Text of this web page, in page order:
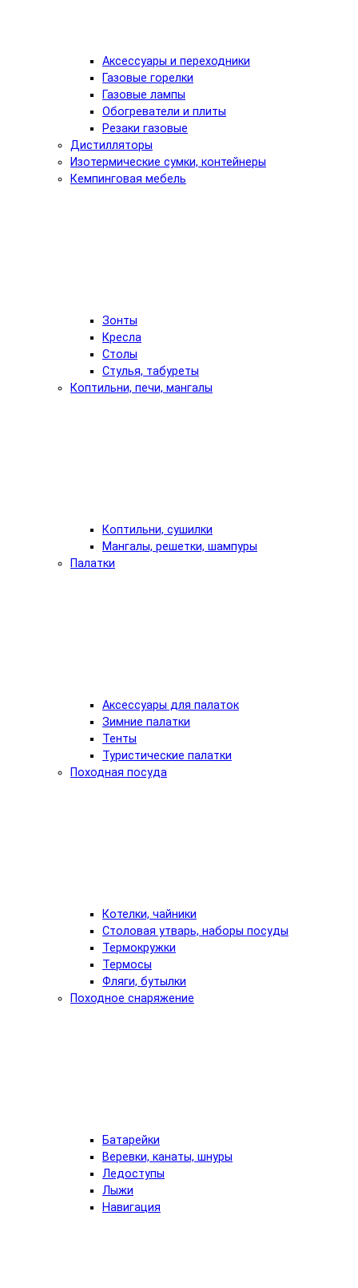
Аксессуары и переходники
Газовые горелки
Газовые лампы
Обогреватели и плиты
Резаки газовые
Дистилляторы
Изотермические сумки, контейнеры
Кемпинговая мебель
Зонты
Кресла
Столы
Стулья, табуреты
Коптильни, печи, мангалы
Коптильни, сушилки
Мангалы, решетки, шампуры
Палатки
Аксессуары для палаток
Зимние палатки
Тенты
Туристические палатки
Походная посуда
Котелки, чайники
Столовая утварь, наборы посуды
Термокружки
Термосы
Фляги, бутылки
Походное снаряжение
Батарейки
Веревки, канаты, шнуры
Ледоступы
Лыжи
Навигация